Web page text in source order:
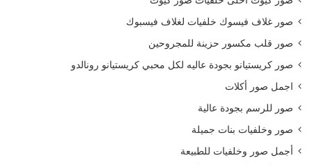
صور غلاف فيسوك خلفيات لغلاف فيسبوك
صور قلب مكسور حزينة للمجروحين
صور كريستيانو بجودة عاليه لكل محبي كريستيانو رونالدو
اجمل صور أكلات
صور للرسم بجودة عالية
صور وخلفيات بنات جميلة
أجمل صور وخلفيات للطبيعة